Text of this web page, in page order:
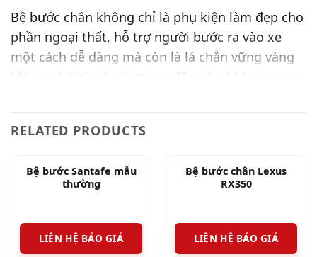
Bệ bước chân không chỉ là phụ kiện làm đẹp cho
phần ngoại thất, hỗ trợ người bước ra vào xe
một cách dễ dàng mà còn là lá chắn vững vàng
khi xe vô tình có nhưng va đập nhẹ không mong
RELATED PRODUCTS
Bệ bước Santafe mẫu
thường
LIÊN HỆ BÁO GIÁ
Bệ bước chân Lexus
RX350
LIÊN HỆ BÁO GIÁ